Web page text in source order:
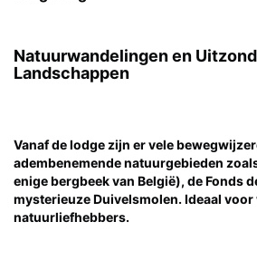
Natuurwandelingen en
Landschappen
Vanaf de lodge zijn er vele
adembenemende natuurgebieden
enige bergbeek van België), de Fonds
mysterieuze Duivelsmolen. Ideaal voor
natuurliefhebbers.